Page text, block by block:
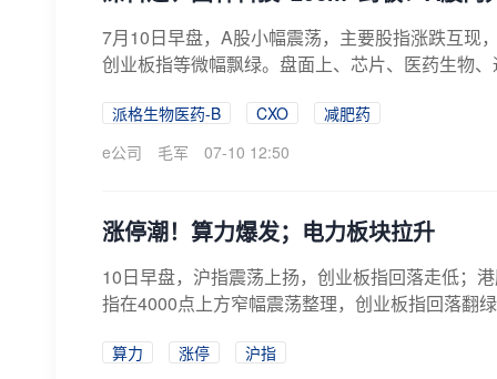
7月10日早盘，A股小幅震荡，主要股指涨跌互现
创业板指等微幅飘绿。盘面上、芯片、医药生物
派格生物医药-B CXO
减肥药
e公司
毛军 07-10 12:50
涨停潮！算力爆发；电力板块拉升
10日早盘，沪指震荡上扬，创业板指回落走低；
指在4000点上方窄幅震荡整理，创业板指回落翻
算力 涨停
沪指